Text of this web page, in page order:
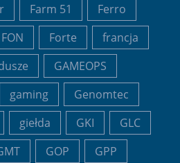
Farm 51
Ferro
FON Forte
francja
GAMEOPS
gaming
Genomtec
giełda GKI
GLC
GOP GPP